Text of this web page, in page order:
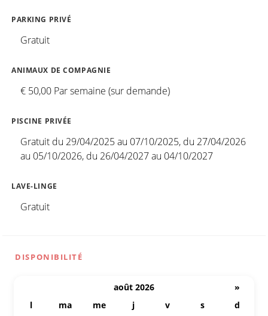
PARKING PRIVÉ
Gratuit
ANIMAUX DE COMPAGNIE
€ 50,00 Par semaine (sur demande)
PISCINE PRIVÉE
Gratuit du 29/04/2025 au 07/10/2025, du 27/04/2026
au 05/10/2026, du 26/04/2027 au 04/10/2027
LAVE-LINGE
Gratuit
DISPONIBILITÉ
août 2026
»
l
ma me j v s
d